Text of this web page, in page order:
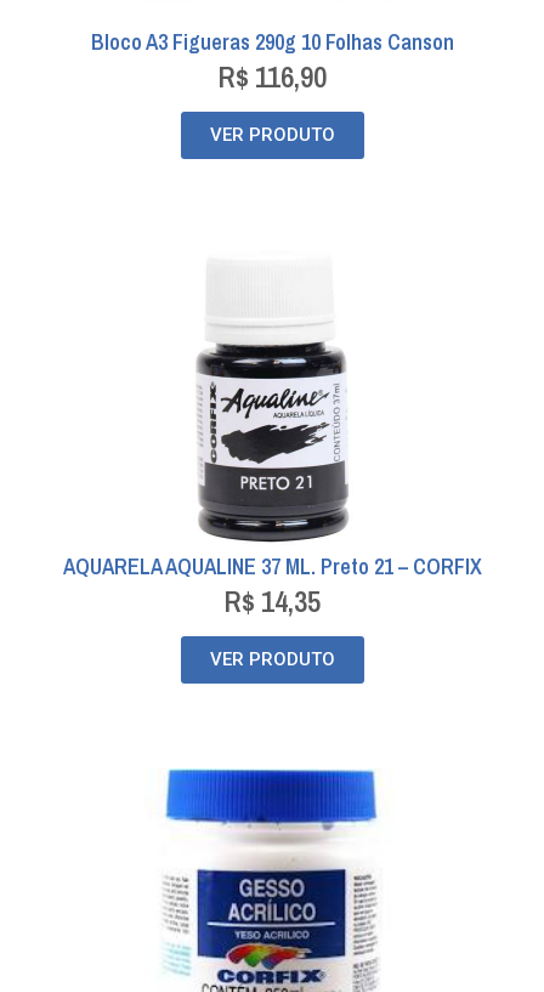
Bloco A3 Figueras 290g 10 Folhas Canson
R$ 116,90
VER PRODUTO
AQUARELA AQUALINE 37 ML. Preto 21 – CORFIX
R$ 14,35
VER PRODUTO